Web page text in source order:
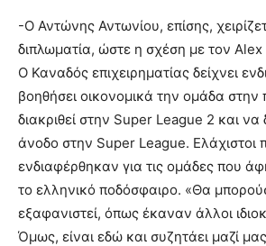
-Ο Αντώνης Αντωνίου, επίσης,
διπλωματία, ώστε η σχέση με τον Alex
Ο Καναδός επιχειρηματίας δείχνει
βοηθήσει οικονομικά την ομάδα στην
διακριθεί στην Super League 2 και να
άνοδο στην Super League. Ελάχιστοι
ενδιαφέρθηκαν για τις ομάδες που
το ελληνικό ποδόσφαιρο. «Θα
εξαφανιστεί, όπως έκαναν άλλοι
Όμως, είναι εδώ και συζητάει μαζί